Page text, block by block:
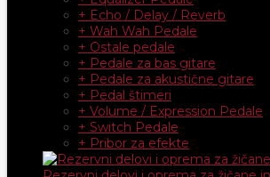
+ Echo / Delay / Reverb
+ Wah Wah Pedale
+ Ostale pedale
+ Pedale za bas gitare
+ Pedale za akustične gitare
+ Pedal štimeri
+ Volume / Expression Pedale
+ Switch Pedale
+ Pribor za efekte